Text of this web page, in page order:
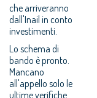
che arriveranno
dall'Inail in conto
investimenti.
Lo schema di
bando è pronto.
Mancano
all'appello solo le
ultime verifiche